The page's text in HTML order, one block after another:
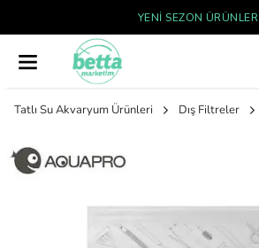
YENI SEZON ÜRÜNLER
Tatlı Su Akvaryum Ürünleri Dış Filtreler